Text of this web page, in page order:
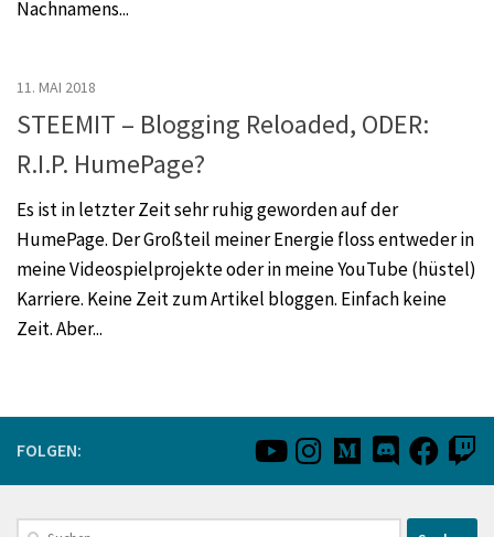
Nachnamens...
11. MAI 2018
STEEMIT – Blogging Reloaded, ODER:
R.I.P. HumePage?
Es ist in letzter Zeit sehr ruhig geworden auf der
HumePage. Der Großteil meiner Energie floss entweder in
meine Videospielprojekte oder in meine YouTube (hüstel)
Karriere. Keine Zeit zum Artikel bloggen. Einfach keine
Zeit. Aber...
FOLGEN:
Suchen